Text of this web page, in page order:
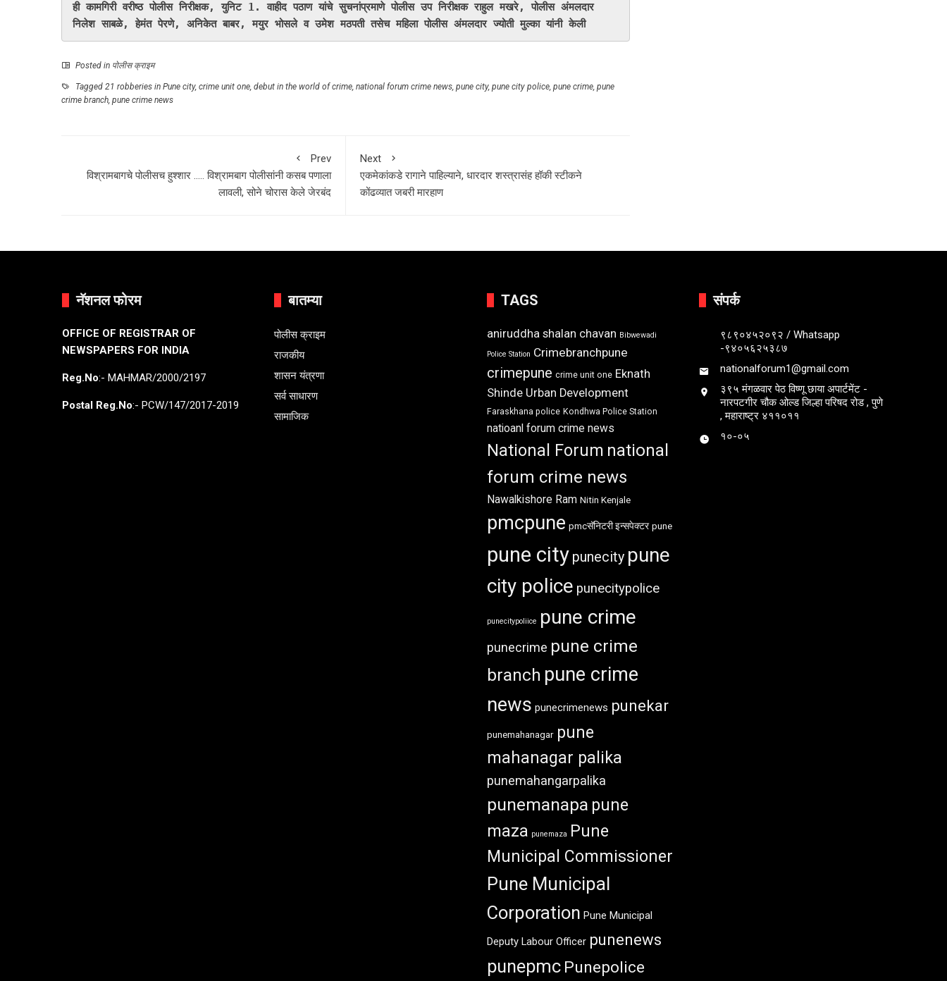
ही कामगिरी वरीष्ठ पोलीस निरीक्षक, युनिट 1. वाहीद पठाण यांचे सुचनांप्रमाणे पोलीस उप निरीक्षक राहुल मखरे, पोलीस अंमलदार
निलेश साबळे, हेमंत पेरणे, अनिकेत बाबर, मयुर भोसले व उमेश मठपती तसेच महिला पोलीस अंमलदार ज्योती मुल्का यांनी केली
Posted in पोलीस क्राइम
Tagged 21 robberies in Pune city, crime unit one, debut in the world of crime, national forum crime news, pune city, pune city police, pune crime, pune
crime branch, pune crime news
Prev
विश्रामबागचे पोलीसच हुश्शार ….. विश्रामबाग पोलीसांनी कसब पणाला
लावली, सोने चोरास केले जेरबंद
Next
एकमेकांकडे रागाने पाहिल्याने, धारदार शस्त्रासंह हॉकी स्टीकने
कोंढव्यात जबरी मारहाण
नॅशनल फोरम
OFFICE OF REGISTRAR OF
NEWSPAPERS FOR INDIA
Reg.No:- MAHMAR/2000/2197
Postal Reg.No:- PCW/147/2017-2019
बातम्या
पोलीस क्राइम
राजकीय
शासन यंत्रणा
सर्व साधारण
सामाजिक
TAGS
aniruddha shalan chavan Bibwewadi
Police Station Crimebranchpune
crimepune crime unit one Eknath
Shinde Urban Development
Faraskhana police Kondhwa Police Station
natioanl forum crime news
National Forum national
forum crime news
Nawalkishore Ram Nitin Kenjale
pmcpune pmcसॅनिटरी इन्सपेक्टर pune
pune city punecity pune
city police punecitypolice
punecitypoliice pune crime
punecrime pune crime
branch pune crime
news punecrimenews punekar
punemahanagar pune
mahanagar palika
punemahangarpalika
punemanapa pune
maza punemaza
Pune
Municipal Commissioner
Pune Municipal
Corporation Pune Municipal
Deputy Labour Officer punenews
punepmc Punepolice
संपर्क
९८९०४५२०९२ / Whatsapp
-९४०५६२५३८७
nationalforum1@gmail.com
३९५ मंगळवार पेठ विष्णू छाया अपार्टमेंट -
नारपटगीर चौक ओल्ड जिल्हा परिषद रोड , पुणे
, महाराष्ट्र ४११०११
१०-०५